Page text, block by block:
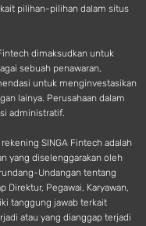
pilihan-pilihan dalam situs
dimaksudkan untuk
sebuah penawaran,
untuk menginvestasikan
lainya. Perusahaan dalam
administratif.
SINGA Fintech adalah
yang diselenggarakan oleh
Undangan tentang
Direktur, Pegawai, Karyawan,
tanggung jawab terkait
atau yang dianggap terjadi